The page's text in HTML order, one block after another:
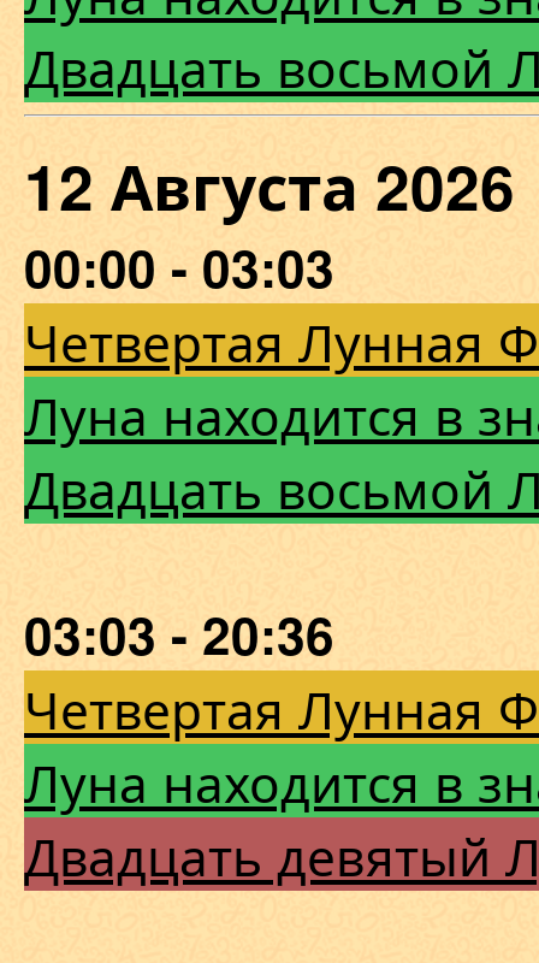
Двадцать восьмой
12 Августа
00:00 - 03:03
Четвертая Лунная
Луна находится в
Двадцать восьмой
03:03 - 20:36
Четвертая Лунная
Луна находится в
Двадцать девятый